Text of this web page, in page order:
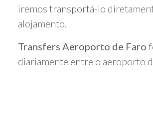
iremos transportá-lo
alojamento.
Transfers Aeroporto de Faro
diariamente entre o aeroporto